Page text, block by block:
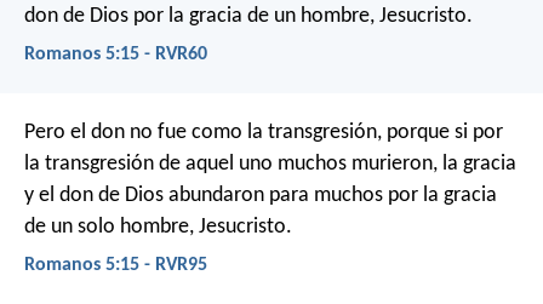
don de Dios por la gracia de un hombre, Jesucristo.
Romanos 5:15 - RVR60
Pero el don no fue como la transgresión, porque si por
la transgresión de aquel uno muchos murieron, la gracia
y el don de Dios abundaron para muchos por la gracia
de un solo hombre, Jesucristo.
Romanos 5:15 - RVR95